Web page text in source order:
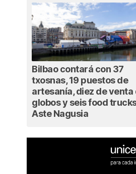
Bilbao contará con 37
txosnas, 19 puestos de
artesanía, diez de venta
globos y seis food
Aste Nagusia